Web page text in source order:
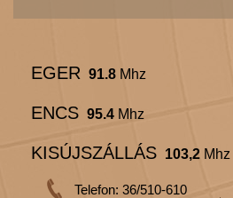
EGER 91.8 Mhz
ENCS 95.4 Mhz
KISÚJSZÁLLÁS 103,2 Mhz
Telefon: 36/510-610